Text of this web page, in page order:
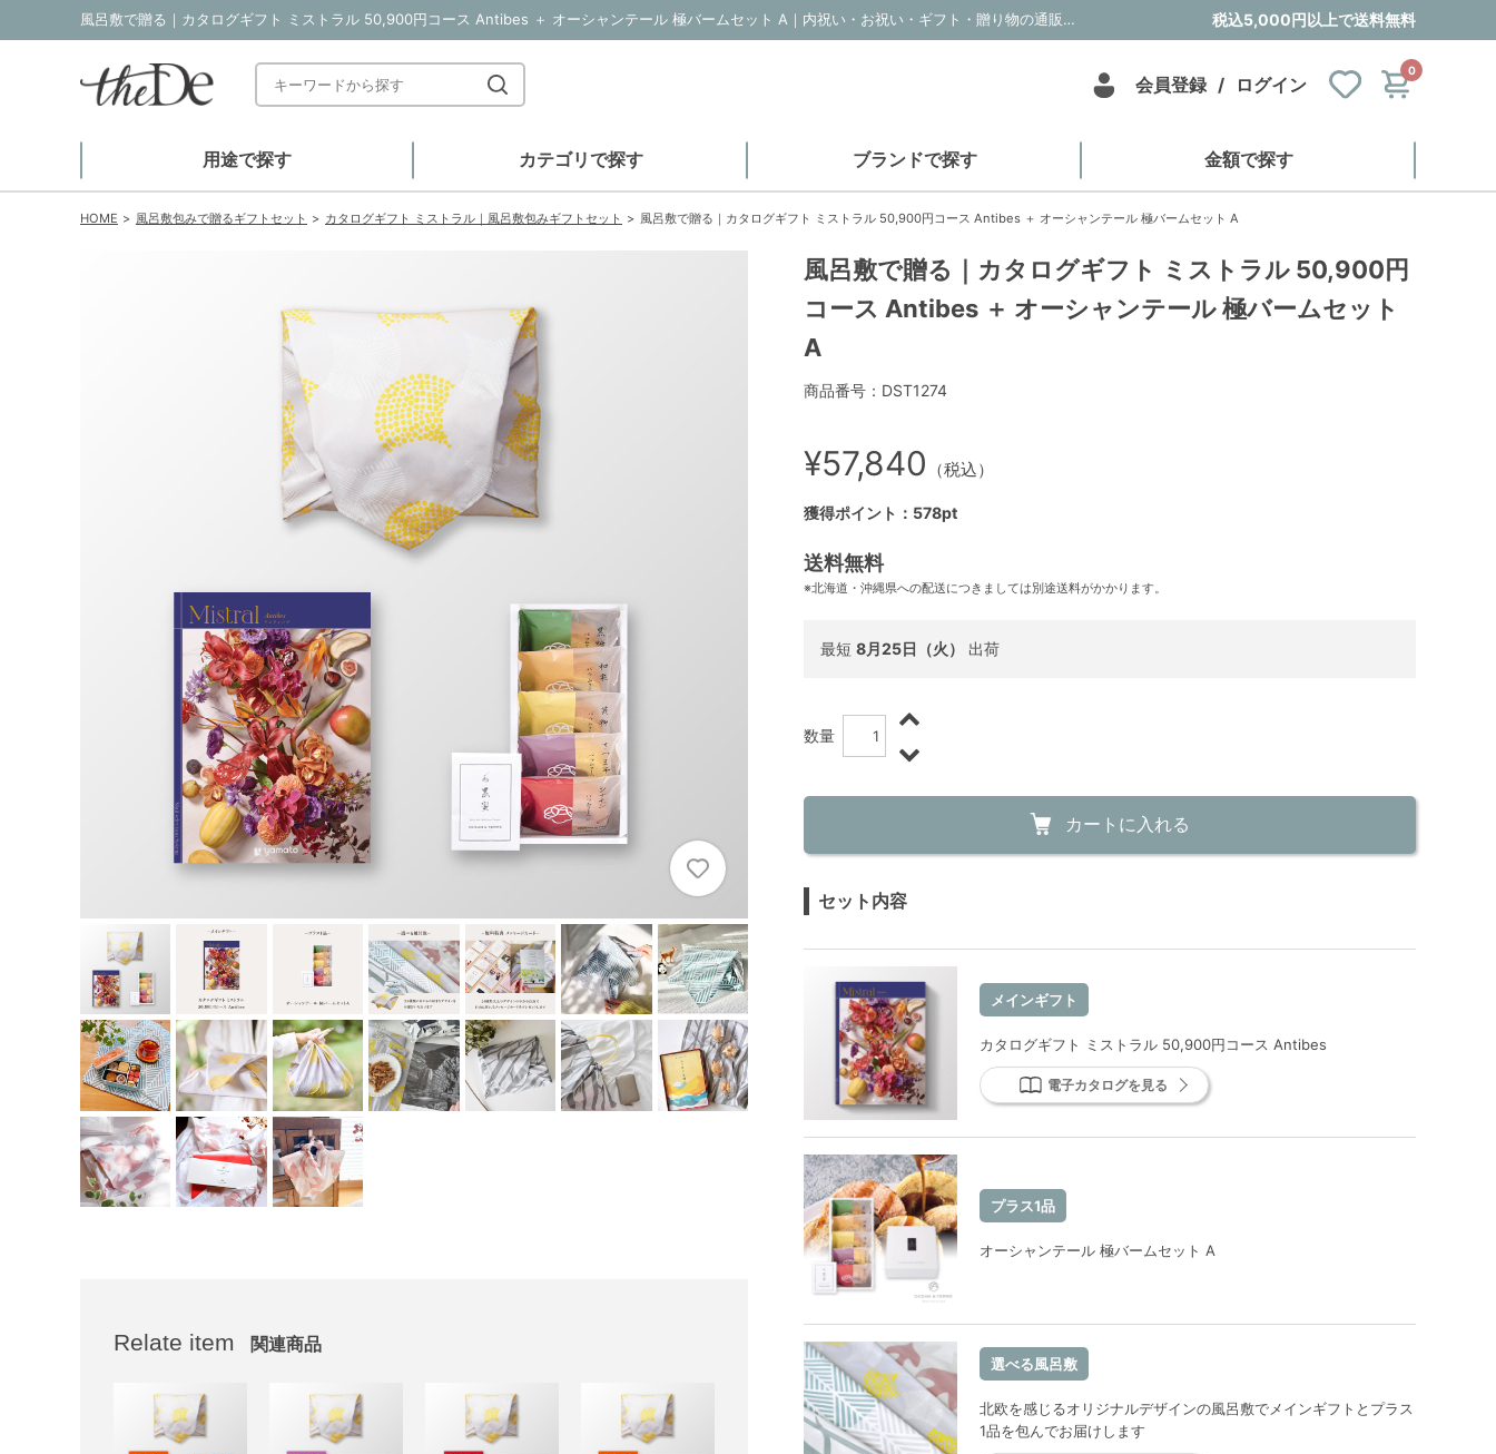
風呂敷で贈る｜カタログギフト ミストラル 50,900円コース Antibes ＋ オーシャンテール 極バームセット A｜内祝い・お祝い・ギフト・贈り物の通販サイトtheDe(ザディー) 税込5,000円以上で送料無料
会員登録 / ログイン
0
用途で探す カテゴリで探す ブランドで探す 金額で探す
HOME 風呂敷包みで贈るギフトセット カタログギフト ミストラル｜風呂敷包みギフトセット 風呂敷で贈る｜カタログギフト ミストラル 50,900円コース Antibes ＋ オーシャンテール 極バームセット A
Relate item 関連商品
風呂敷で贈る｜カタログギフト ミストラル 50,900円
コース Antibes ＋ オーシャンテール 極バームセット
A
商品番号：DST1274
¥57,840 （税込）
獲得ポイント：578pt
送料無料
※北海道・沖縄県への配送につきましては別途送料がかかります。
最短 8月25日（火） 出荷
数量
カートに入れる
セット内容
メインギフト
カタログギフト ミストラル 50,900円コース Antibes
電子カタログを見る
プラス1品
オーシャンテール 極バームセット A
選べる風呂敷
北欧を感じるオリジナルデザインの風呂敷でメインギフトとプラス
1品を包んでお届けします